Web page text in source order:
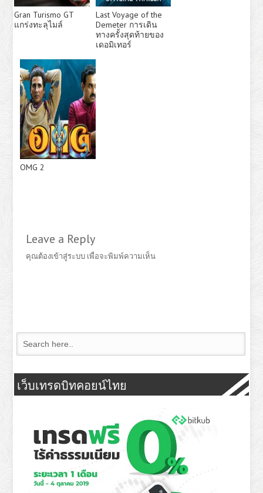
Gran Turismo GT
แกร่งทะลุไมล์
Last Voyage of the
Demeter การเดิน
ทางครั้งสุดท้ายของ
เดอมิเทอร์
OMG 2
Leave a Reply
คุณต้องเข้าสู่ระบบ เพื่อจะพิมพ์ความเห็น
เว็บเทรดบิทคอยน์ไทย